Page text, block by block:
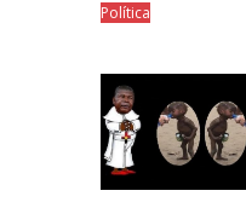
Política